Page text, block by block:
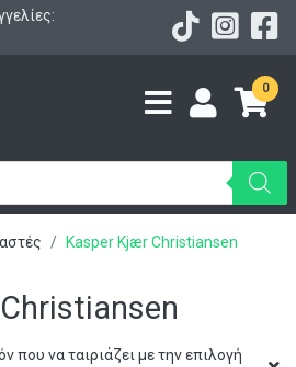
0
Kasper Kjær Christiansen
που να ταιριάζει με την επιλογή